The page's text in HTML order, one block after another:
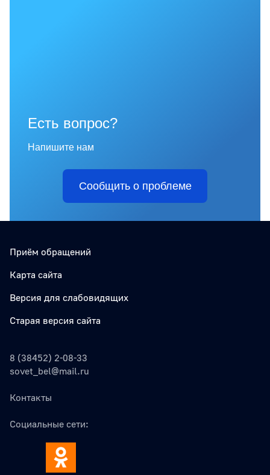
Есть вопрос?
Напишите нам
Сообщить о проблеме
Приём обращений
Карта сайта
Версия для слабовидящих
Старая версия сайта
8 (38452) 2-08-33
sovet_bel@mail.ru
Контакты
Социальные сети: